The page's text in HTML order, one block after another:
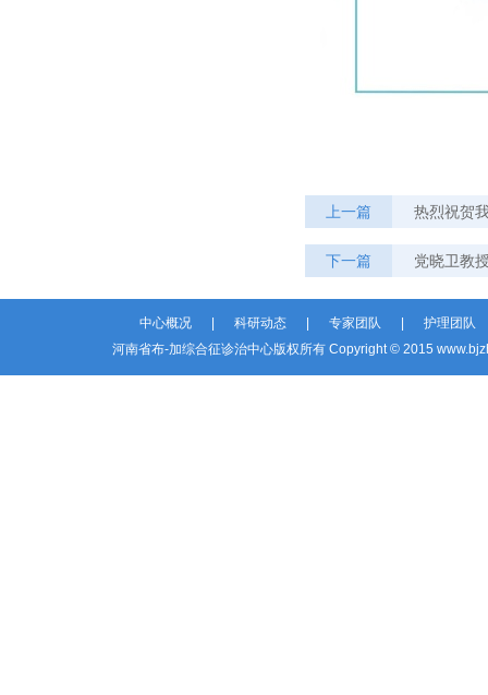
上一篇 热烈祝贺
下一篇 党晓卫教
中心概况 科研动态 专家团队
护理团队
河南省布-加综合征诊治中心版权所有 Copyright © 2015